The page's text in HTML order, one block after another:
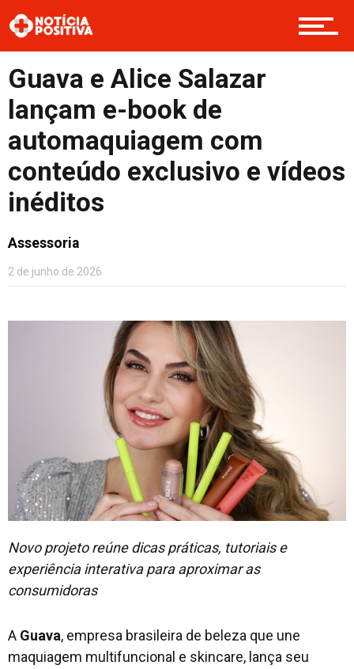
Boas Ações
Opinião
Cultura
Contato
Guava e Alice Salazar
lançam e-book de
automaquiagem com
conteúdo exclusivo e vídeos
inéditos
Assessoria
2 de junho de 2026
Novo projeto reúne dicas práticas, tutoriais e
experiência interativa para aproximar as
consumidoras
A Guava, empresa brasileira de beleza que une
maquiagem multifuncional e skincare, lança seu